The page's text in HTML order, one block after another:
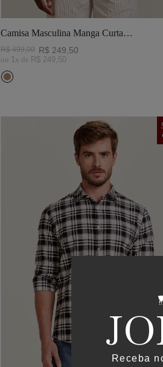
Camisa Masculina Manga Curta
Visco Linho
R$ 499,00 R$ 249 50
ou 1 x de R$ 249 50
Receba